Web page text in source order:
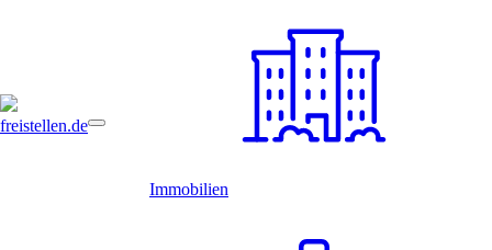
Immobilien